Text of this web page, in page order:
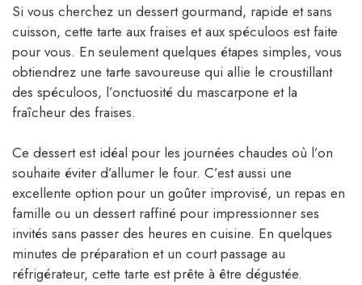
Si vous cherchez un dessert gourmand, rapide et sans
cuisson, cette tarte aux fraises et aux spéculoos est faite
pour vous. En seulement quelques étapes simples, vous
obtiendrez une tarte savoureuse qui allie le croustillant
des spéculoos, l’onctuosité du mascarpone et la
fraîcheur des fraises.
Ce dessert est idéal pour les journées chaudes où l’on
souhaite éviter d’allumer le four. C’est aussi une
excellente option pour un goûter improvisé, un repas en
famille ou un dessert raffiné pour impressionner ses
invités sans passer des heures en cuisine. En quelques
minutes de préparation et un court passage au
réfrigérateur, cette tarte est prête à être dégustée.